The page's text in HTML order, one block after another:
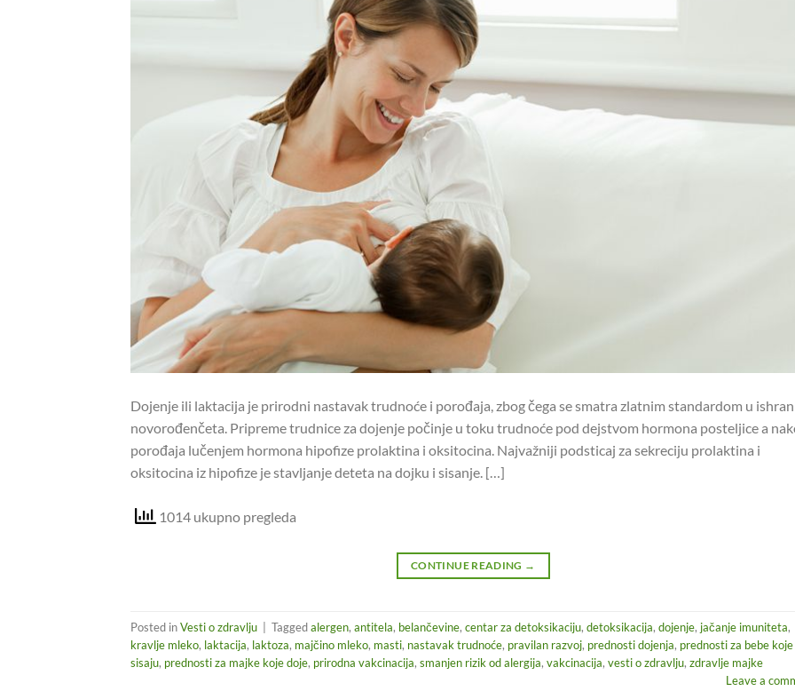
Dojenje ili laktacija je prirodni nastavak trudnoće i porođaja, zbog čega se smatra zlatnim standardom u
novorođenčeta. Pripreme trudnice za dojenje počinje u toku trudnoće pod dejstvom hormona posteljice a
porođaja lučenjem hormona hipofize prolaktina i oksitocina. Najvažniji podsticaj za sekreciju prolaktina i
oksitocina iz hipofize je stavljanje deteta na dojku i sisanje. […]
1014 ukupno pregleda
CONTINUE READING →
Posted inVesti o zdravlju Taggedalergen, antitela, belančevine, centar za detoksikaciju, detoksikacija, dojenje, jačanje imuniteta,
kravlje mleko, laktacija, laktoza, majčino mleko, masti, nastavak trudnoće, pravilan razvoj, prednosti dojenja, prednosti za bebe koje
sisaju, prednosti za majke koje doje, prirodna vakcinacija, smanjen rizik od alergija, vakcinacija, vesti o zdravlju, zdravlje majke
Leave a